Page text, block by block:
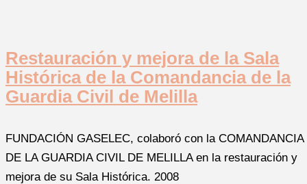
Restauración y mejora de la Sala
Histórica de la Comandancia de la
Guardia Civil de Melilla
FUNDACIÓN GASELEC, colaboró con la COMANDANCIA
DE LA GUARDIA CIVIL DE MELILLA en la restauración y
mejora de su Sala Histórica. 2008